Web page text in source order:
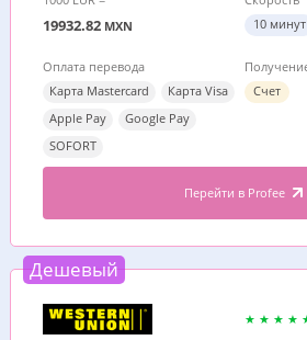
19932.82 MXN
10 минут
Оплата перевода
Карта Mastercard
Карта Visa
Apple Pay
Google Pay
SOFORT
Счет
Перейти в Profee
Дешевый